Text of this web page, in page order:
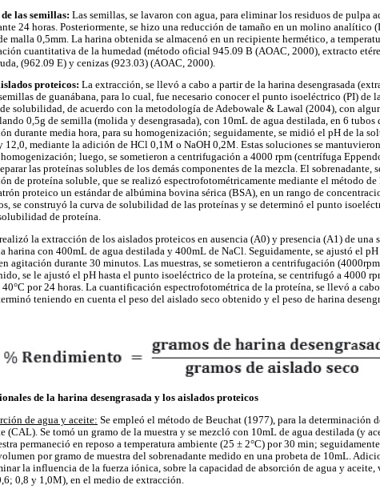
las semillas: Las semillas, se lavaron con agua, para eliminar los residuos de pulpa
24 horas. Posteriormente, se hizo una reducción de tamaño en un molino analítico
malla 0,5mm. La harina obtenida se almacenó en un recipiente hermético, a
cuantitativa de la humedad (método oficial 945.09 B (AOAC, 2000), extracto
(962.09 E) y cenizas (923.03) (AOAC, 2000).
proteicos: La extracción, se llevó a cabo a partir de la harina desengrasada
de guanábana, para lo cual, fue necesario conocer el punto isoeléctrico (PI) de
solubilidad, de acuerdo con la metodología de Adebowale & Lawal (2004), con
0,5g de semilla (molida y desengrasada), con 10mL de agua destilada, en 6 tubos
durante media hora, para su homogenización; seguidamente, se midió el pH de la
12,0, mediante la adición de HCl 0,1M o NaOH 0,2M. Estas soluciones se
homogenización; luego, se sometieron a centrifugación a 4000 rpm (centrífuga
las proteínas solubles de los demás componentes de la mezcla. El
de proteína soluble, que se realizó espectrofotométricamente mediante el método
proteico un estándar de albúmina bovina sérica (BSA), en un rango de
se construyó la curva de solubilidad de las proteínas y se determinó el punto
de proteína.
la extracción de los aislados proteicos en ausencia (A0) y presencia (A1) de una
harina con 400mL de agua destilada y 400mL de NaCl. Seguidamente, se ajustó el
agitación durante 30 minutos. Las muestras, se sometieron a centrifugación
se le ajustó el pH hasta el punto isoeléctrico de la proteína, se centrifugó a 4000
40°C por 24 horas. La cuantificación espectrofotométrica de la proteína, se llevó a
teniendo en cuenta el peso del aislado seco obtenido y el peso de harina
de la harina desengrasada y los aislados proteicos
de agua y aceite: Se empleó el método de Beuchat (1977), para la determinación
(CAL). Se tomó un gramo de la muestra y se mezcló con 10mL de agua destilada (y
permaneció en reposo a temperatura ambiente (25 ± 2°C) por 30 min;
por gramo de muestra del sobrenadante medido en una probeta de 10mL.
la influencia de la fuerza iónica, sobre la capacidad de absorción de agua y
0,8 y 1,0M), en el medio de extracción.